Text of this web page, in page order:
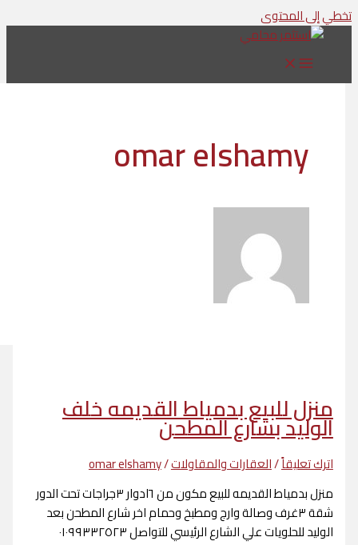
omar
للبيع بدمياط القديمه خلف
بشارع المطحن
/العقارات والمقاولات/
omar elshamy
منزل بدمياط القديمه للبيع مكون من ٦ادوار ٣جراجات تحت الدور
شقة ٣غرف وصالة وارج ومطبخ وحمام اخر شارع المطحن بعد
علي الشارع الرئيسي للتواصل ٠١٠٩٩٣٣٢٥٢٣